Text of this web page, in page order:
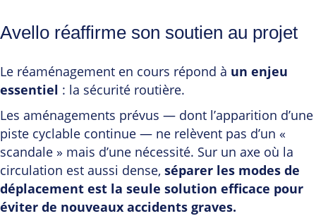
Avello réaffirme son soutien au projet
Le réaménagement en cours répond à un enjeu
essentiel : la sécurité routière.
Les aménagements prévus — dont l’apparition d’une
piste cyclable continue — ne relèvent pas d’un «
scandale » mais d’une nécessité. Sur un axe où la
circulation est aussi dense, séparer les modes de
déplacement est la seule solution efficace pour
éviter de nouveaux accidents graves.